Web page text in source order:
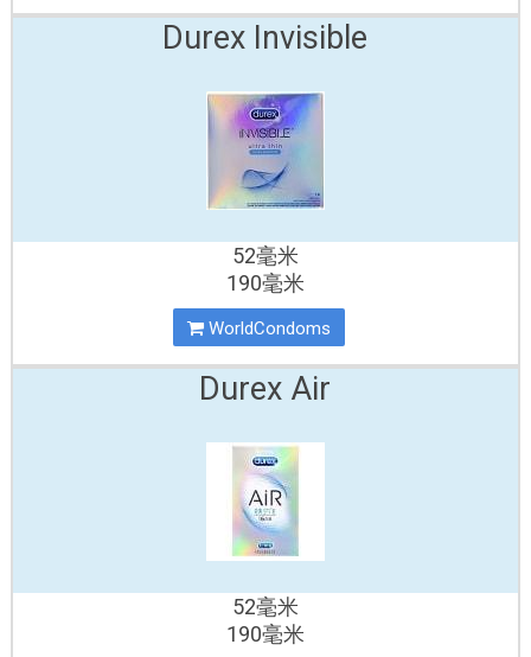
Durex Invisible
52毫米
190毫米
WorldCondoms
Durex Air
52毫米
190毫米